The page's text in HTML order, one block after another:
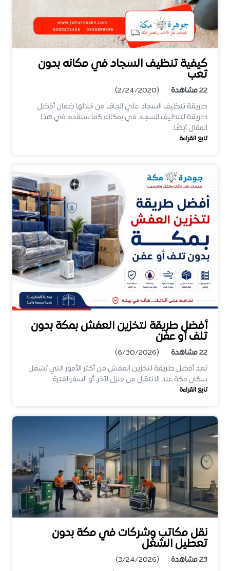
كيفية تنظيف السجاد في مكانه بدون
تعب
22مشاهدة
(2/24/2020)
طريقة تنظيف السجاد علي الجاف من خلالها ضمان أفضل
طريقة لتنظيف السجاد في بمكانه كما سنقدم في هذا
المقال أيضًا…
تابع القراءة
أفضل طريقة لتخزين العفش بمكة بدون
تلف أو عفن
22مشاهدة
(6/30/2026)
تعد أفضل طريقة لتخزين العفش من أكثر الأمور التي تشغل
سكان مكة عند الانتقال من منزل لآخر، أو السفر لفترة…
تابع القراءة
نقل مكاتب وشركات في مكة بدون
تعطيل الشغل
23مشاهدة (3/24/2026)